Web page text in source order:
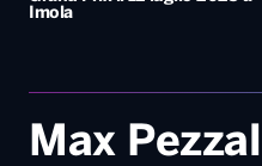
Imola
Max